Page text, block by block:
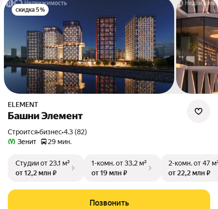
скидка 5%
ELEMENT
Башни Элемент
Строится•бизнес•4.3 (82)
Зенит
29 мин.
Студииот 23,1 м²
от 12,2 млн ₽
1-комн.от 33,2 м²
от 19 млн ₽
2-комн.от 47
от 22,2 млн ₽
Позвонить